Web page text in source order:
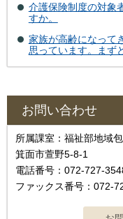
介護保険制度の対象
すか。
家族が高齢になって
思っています。まず
お問い合わせ
所属課室：福祉部地域
箕面市萱野5-8-1
電話番号：072-727-
ファックス番号：072-